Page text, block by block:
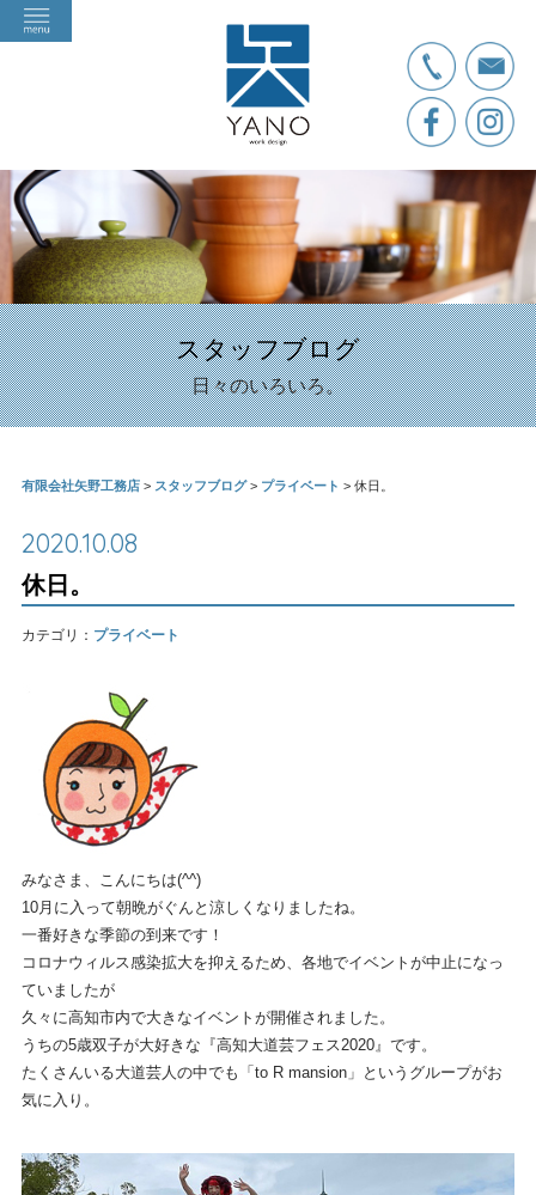
スタッフブログ
日々のいろいろ。
有限会社矢野工務店> スタッフブログ> プライベート > 休日。
2020.10.08
休日。
カテゴリ： プライベート
みなさま、こんにちは(^^)
10月に入って朝晩がぐんと涼しくなりましたね。
一番好きな季節の到来です！
コロナウィルス感染拡大を抑えるため、各地でイベントが中止になっ
ていましたが
久々に高知市内で大きなイベントが開催されました。
うちの5歳双子が大好きな『高知大道芸フェス2020』です。
たくさんいる大道芸人の中でも「to R mansion」というグループがお
気に入り。